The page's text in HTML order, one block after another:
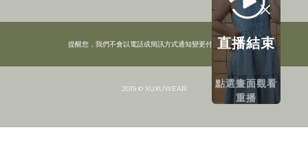
提醒您，我們不會以電話或簡訊方式通知變更付款方式。
2019 © XUXUWEAR
直播結束
點選畫面觀看
重播